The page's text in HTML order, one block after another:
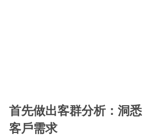
首先做出客群分析：洞悉
客戶需求